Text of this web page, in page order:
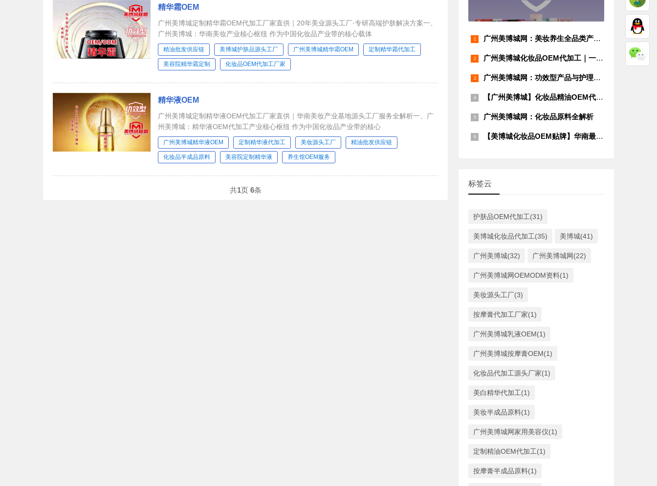
精华霜OEM
广州美博城定制精华霜OEM代加工厂家直供｜20年美业源头工厂·专研高端护肤解决方案一、
广州美博城：华南美妆产业核心枢纽 作为中国化妆品产业带的核心载体
精油批发供应链 美博城护肤品源头工厂 广州美博城精华霜OEM 定制精华霜代加工
美容院精华霜定制 化妆品OEM代加工厂家
精华液OEM
广州美博城定制精华液OEM代加工厂家直供｜华南美妆产业基地源头工厂服务全解析一、广
州美博城：精华液OEM代加工产业核心枢纽 作为中国化妆品产业带的核心
广州美博城精华液OEM 定制精华液代加工 美妆源头工厂 精油批发供应链
化妆品半成品原料 美容院定制精华液 养生馆OEM服务
共1页 6条
站式采购平台
广州美博城网：美妆养生全品类产品分类指南 | 源头工厂直供 | OEM代加工 | 美博城供应链
广州美博城化妆品OEM代加工｜一站式功效护肤贴牌｜从配方到备案全程服务
广州美博城网：功效型产品与护理型产品全解析
【广州美博城】化妆品精油OEM代加工源头厂家
广州美博城网：化妆品原料全解析
【美博城化妆品OEM贴牌】华南最大源头工厂集群｜护肤/养生/精油全品类定制
标签云
护肤品OEM代加工(31)
美博城化妆品代加工(35) 美博城(41)
广州美博城(32) 广州美博城网(22)
广州美博城网OEMODM资料(1)
美妆源头工厂(3)
按摩膏代加工厂家(1)
广州美博城乳液OEM(1)
广州美博城按摩膏OEM(1)
化妆品代加工源头厂家(1)
美白精华代加工(1)
美妆半成品原料(1)
广州美博城网家用美容仪(1)
定制精油OEM代加工(1)
按摩膏半成品原料(1)